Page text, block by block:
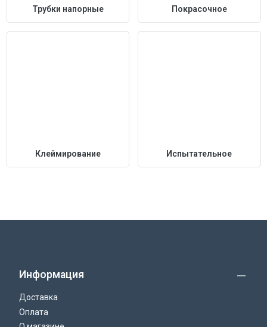
Трубки напорные Покрасочное
Клеймирование Испытательное
Информация
Доставка
Оплата